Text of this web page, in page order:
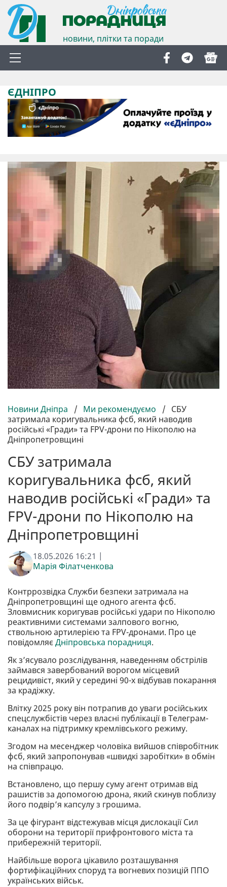
новини, плітки та поради
ЄДНІПРО
Новини Дніпра / Ми рекомендуємо / СБУ
затримала коригувальника фсб, який наводив
російські «Гради» та FPV-дрони по Нікополю на
Дніпропетровщині
СБУ затримала
коригувальника фсб, який
наводив російські «Гради» та
FPV-дрони по Нікополю на
Дніпропетровщині
18.05.2026 16:21 |
Марія Філатченкова
Контррозвідка Служби безпеки затримала на
Дніпропетровщині ще одного агента фсб.
Зловмисник коригував російські удари по Нікополю
реактивними системами залпового вогню,
ствольною артилерією та FPV-дронами. Про це
повідомляєДніпровська порадниця.
Як з’ясувало розслідування, наведенням обстрілів
займався завербований ворогом місцевий
рецидивіст, який у середині 90-х відбував покарання
за крадіжку.
Влітку 2025 року він потрапив до уваги російських
спецслужбістів через власні публікації в Телеграм-
каналах на підтримку кремлівського режиму.
Згодом на месенджер чоловіка вийшов співробітник
фсб, який запропонував «швидкі заробітки» в обмін
на співпрацю.
Встановлено, що першу суму агент отримав від
рашистів за допомогою дрона, який скинув поблизу
його подвір’я капсулу з грошима.
За це фігурант відстежував місця дислокації Сил
оборони на території прифронтового міста та
прибережній території.
Найбільше ворога цікавило розташування
фортифікаційних споруд та вогневих позицій ППО
українських військ.